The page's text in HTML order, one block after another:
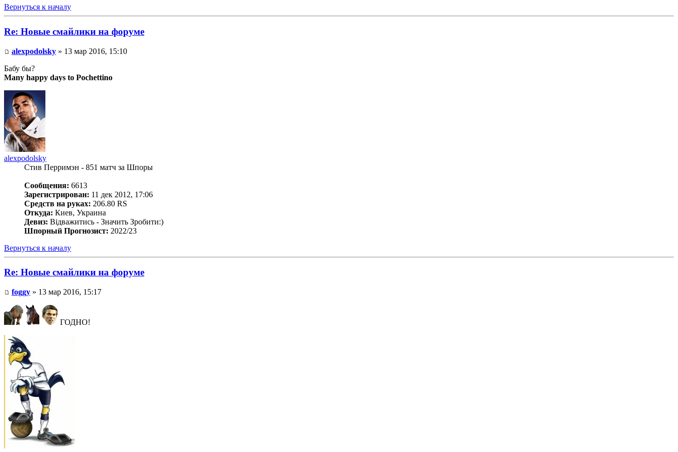
Вернуться к началу
Re: Новые смайлики на форуме
alexpodolsky » 13 мар 2016, 15:10
Бабу бы?
Many happy days to Pochettino
alexpodolsky
Стив Перримэн - 851 матч за Шпоры
Сообщения: 6613
Зарегистрирован: 11 дек 2012, 17:06
Средств на руках: 206.80 RS
Откуда: Киев, Украина
Девиз: Відважитись - Значить Зробити:)
Шпорный Прогнозист: 2022/23
Вернуться к началу
Re: Новые смайлики на форуме
foggy » 13 мар 2016, 15:17
ГОДНО!